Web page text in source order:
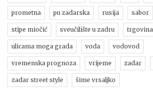
prometna pu zadarska rusija sabor
stipe miočić sveučilište u zadru trgovina
ulicama moga grada voda vodovod
vremenska prognoza vrijeme zadar
zadar street style šime vrsaljko